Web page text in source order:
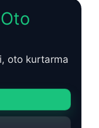
oto kurtarma